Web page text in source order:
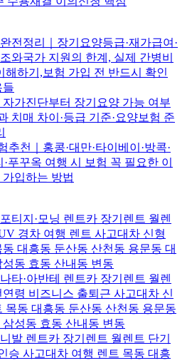
전정리｜장기요양등급·재가급여·
와국가 지원의 한계, 실제 간병비
해하기,보험 가입 전 반드시 확인
들
가진단부터 장기요양 가능 여부
치매 차이·등급 기준·요양보험 준
추천｜홍콩·대만·타이베이·방콕·
·푸꾸옥 여행 시 보험 꼭 필요한 이
입하는 방법
티지·모닝 렌트카 장기렌트 월렌
경차 여행 렌트 사고대차 신형
대흥동 둔산동 산천동 용문동 대
동 효동 산내동 변동
타·아반테 렌트카 장기렌트 월렌
연령 비즈니스 출퇴근 사고대차 신
목동 대흥동 둔산동 산천동 용문동
성동 효동 산내동 변동
발 렌트카 장기렌트 월렌트 단기
승 사고대차 여행 렌트 목동 대흥